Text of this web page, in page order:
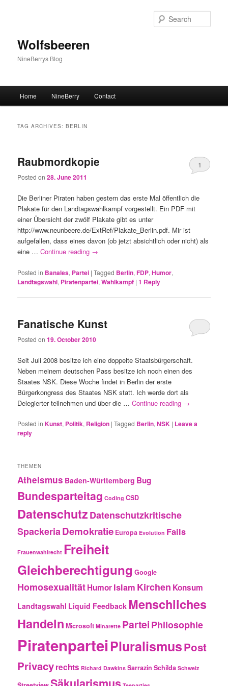
Wolfsbeeren
NineBerrys Blog
Skip to primary content
Skip to secondary content
Home NineBerry Contact
TAG ARCHIVES:BERLIN
Raubmordkopie
Posted on28. June 2011
1
Die Berliner Piraten haben gestern das erste Mal öffentlich die
Plakate für den Landtagswahlkampf vorgestellt. Ein PDF mit
einer Übersicht der zwölf Plakate gibt es unter
http://www.neunbeere.de/ExtRef/Plakate_Berlin.pdf. Mir ist
aufgefallen, dass eines davon (ob jetzt absichtlich oder nicht) als
eine …Continue reading →
Posted in Banales, Partei |Tagged Berlin,FDP,Humor,
Landtagswahl, Piratenpartei,Wahlkampf |1 Reply
Fanatische Kunst
Posted on19. October 2010
Seit Juli 2008 besitze ich eine doppelte Staatsbürgerschaft.
Neben meinem deutschen Pass besitze ich noch einen des
Staates NSK. Diese Woche findet in Berlin der erste
Bürgerkongress des Staates NSK statt. Ich werde dort als
Delegierter teilnehmen und über die …Continue reading →
Posted in Kunst, Politik, Religion |Tagged Berlin,NSK | Leave a
reply
THEMEN
Atheismus Baden-Württemberg Bug
Bundesparteitag Coding CSD
DatenschutzDatenschutzkritische
SpackeriaDemokratie Europa Evolution Fails
Frauenwahlrecht Freiheit
Gleichberechtigung Google
HomosexualitätHumorIslam Kirchen Konsum
Landtagswahl Liquid Feedback Menschliches
Handeln Microsoft Minarette ParteiPhilosophie
PiratenparteiPluralismusPost
Privacyrechts Richard Dawkins Sarrazin Schilda Schweiz